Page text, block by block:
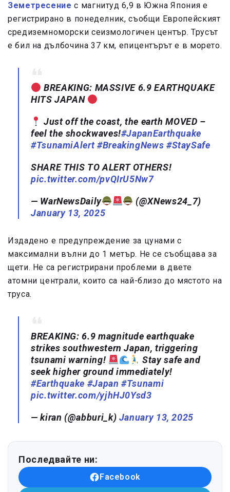
Земетресение с магнитуд 6,9 в Южна Япония е
регистрирано в понеделник, съобщи Европейският
средиземноморски сеизмологичен център. Трусът
е бил на дълбочина 37 км, епицентърът е в морето.
BREAKING: MASSIVE 6.9 EARTHQUAKE
HITS JAPAN
Just off the coast, the earth MOVED –
feel the shockwaves!#JapanEarthquake
#TsunamiAlert #BreakingNews #StaySafe
SHARE THIS TO ALERT OTHERS!
pic.twitter.com/pvQIrU5Nw7
— WarNewsDaily
(@XNews24_7)
January 13, 2025
Издадено е предупреждение за цунами с
максимални вълни до 1 метър. Не се съобщава за
щети. Не са регистрирани проблеми в двете
атомни централи, които са най-близо до мястото на
труса.
BREAKING: 6.9 magnitude earthquake
strikes southwestern Japan, triggering
tsunami warning!
Stay safe and
seek higher ground immediately!
#Earthquake #Japan #Tsunami
pic.twitter.com/yjhHJ0Ysd3
— kiran (@abburi_k) January 13, 2025
Последвайте ни:
Facebook